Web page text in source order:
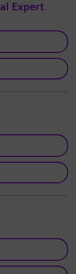
Expert